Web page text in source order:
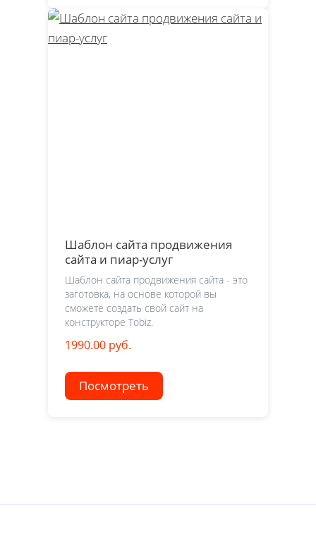
Шаблон сайта продвижения
сайта и пиар-услуг
Шаблон сайта продвижения сайта - это
заготовка, на основе которой вы
сможете создать свой сайт на
конструкторе Tobiz.
1990.00 руб.
Посмотреть